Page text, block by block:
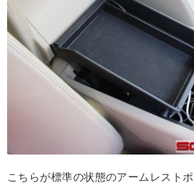
こちらが標準の状態のアームレストポ